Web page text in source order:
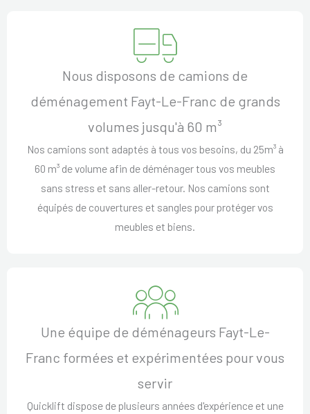
Nous disposons de camions de
déménagement Fayt-Le-Franc de grands
volumes jusqu'à 60 m³
Nos camions sont adaptés à tous vos besoins, du 25m³ à
60 m³ de volume afin de déménager tous vos meubles
sans stress et sans aller-retour. Nos camions sont
équipés de couvertures et sangles pour protéger vos
meubles et biens.
Une équipe de déménageurs Fayt-Le-
Franc formées et expérimentées pour vous
servir
Quicklift dispose de plusieurs années d'expérience et une